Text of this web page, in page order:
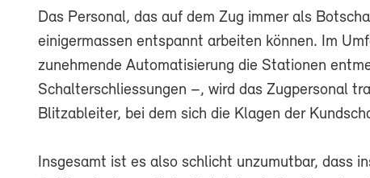
Das Personal, das auf dem Zug immer als
einigermassen entspannt arbeiten können. Im
zunehmende Automatisierung die Stationen
Schalterschliessungen –, wird das Zugpersonal
Blitzableiter, bei dem sich die Klagen der
Insgesamt ist es also schlicht unzumutbar, dass